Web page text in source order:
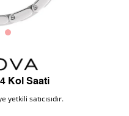
Kol Saati
yetkili satıcısıdır.